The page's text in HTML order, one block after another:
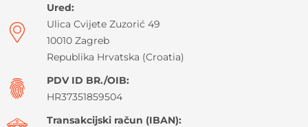
Ured:
Ulica Cvijete Zuzorić 49
10010 Zagreb
Republika Hrvatska (Croatia)
PDV ID BR./OIB:
HR37351859504
Transakcijski račun (IBAN):